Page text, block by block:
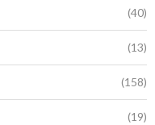
(40)
(13)
(158)
(19)